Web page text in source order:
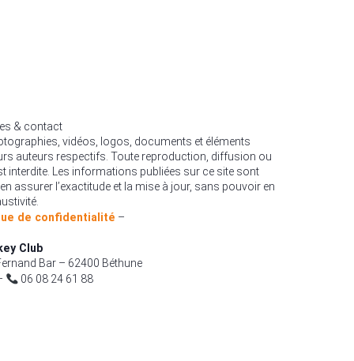
& contact
vidéos, logos, documents et éléments
auteurs respectifs. Toute reproduction, diffusion ou
interdite. Les informations publiées sur ce site sont
assurer l’exactitude et la mise à jour, sans pouvoir en
de confidentialité –
Club
Bar – 62400 Béthune
06 08 24 61 88